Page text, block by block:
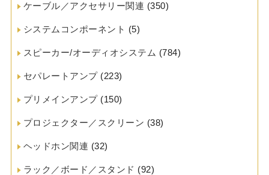
ケーブル／アクセサリー関連 (350)
システムコンポーネント (5)
スピーカー/オーディオシステム (784)
セパレートアンプ(223)
プリメインアンプ(150)
プロジェクター／スクリーン (38)
ヘッドホン関連 (32)
ラック／ボード／スタンド (92)